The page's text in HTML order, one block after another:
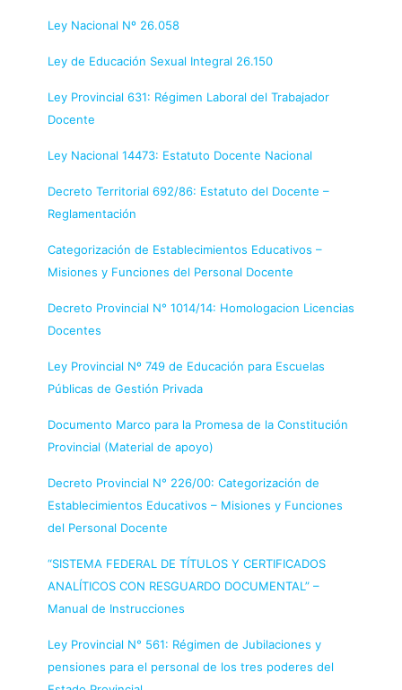
Ley Nacional Nº 26.058
Ley de Educación Sexual Integral 26.150
Ley Provincial 631: Régimen Laboral del Trabajador
Docente
Ley Nacional 14473: Estatuto Docente Nacional
Decreto Territorial 692/86: Estatuto del Docente –
Reglamentación
Categorización de Establecimientos Educativos –
Misiones y Funciones del Personal Docente
Decreto Provincial N° 1014/14: Homologacion Licencias
Docentes
Ley Provincial Nº 749 de Educación para Escuelas
Públicas de Gestión Privada
Documento Marco para la Promesa de la Constitución
Provincial (Material de apoyo)
Decreto Provincial N° 226/00: Categorización de
Establecimientos Educativos – Misiones y Funciones
del Personal Docente
“SISTEMA FEDERAL DE TÍTULOS Y CERTIFICADOS
ANALÍTICOS CON RESGUARDO DOCUMENTAL” –
Manual de Instrucciones
Ley Provincial N° 561: Régimen de Jubilaciones y
pensiones para el personal de los tres poderes del